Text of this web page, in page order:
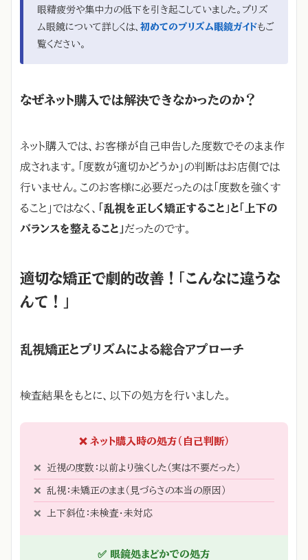
眼精疲労や集中力の低下を引き起こしていました。プリズ
ム眼鏡について詳しくは、 初めてのプリズム眼鏡ガイドもご
覧ください。
なぜネット購入では解決できなかったのか？
ネット購入では、お客様が自己申告した度数でそのまま作
成されます。「度数が適切かどうか」の判断はお店側では
行いません。このお客様に必要だったのは「度数を強くす
ること」ではなく、
「乱視を正しく矯正すること」と「上下の
バランスを整えること」だったのです。
適切な矯正で劇的改善！「こんなに違うな
んて！」
乱視矯正とプリズムによる総合アプローチ
検査結果をもとに、以下の処方を行いました。
❌ ネット購入時の処方（自己判断）
❌ 近視の度数：以前より強くした（実は不要だった）
❌ 乱視：未矯正のまま（見づらさの本当の原因）
❌ 上下斜位：未検査・未対応
✅ 眼鏡処まどかでの処方